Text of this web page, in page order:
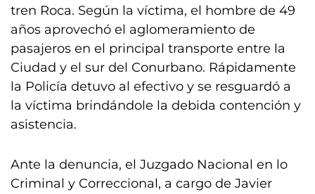
tren Roca. Según la víctima, el hombre de 49
años aprovechó el aglomeramiento de
pasajeros en el principal transporte entre la
Ciudad y el sur del Conurbano. Rápidamente
la Policía detuvo al efectivo y se resguardó a
la víctima brindándole la debida contención y
asistencia.
Ante la denuncia, el Juzgado Nacional en lo
Criminal y Correccional, a cargo de Javier